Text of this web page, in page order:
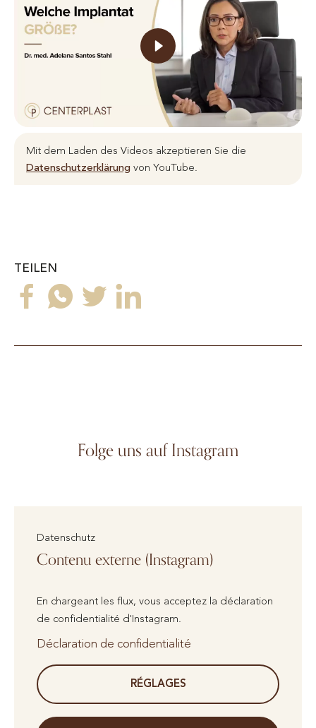
Mit dem Laden des Videos akzeptieren Sie die
Datenschutzerklärung von YouTube.
TEILEN
Folge uns auf Instagram
Datenschutz
Contenu externe (Instagram)
En chargeant les flux, vous acceptez la déclaration
de confidentialité d'Instagram.
Déclaration de confidentialité
RÉGLAGES